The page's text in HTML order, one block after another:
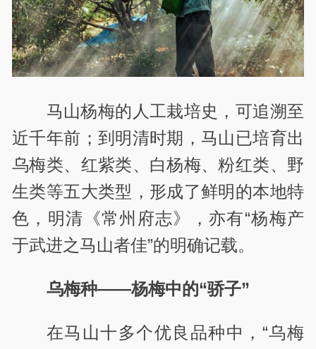
马山杨梅的人工栽培史，可追溯至
近千年前；到明清时期，马山已培育出
乌梅类、红紫类、白杨梅、粉红类、野
生类等五大类型，形成了鲜明的本地特
色，明清《常州府志》，亦有“杨梅产
于武进之马山者佳”的明确记载。
乌梅种——杨梅中的“骄子”
在马山十多个优良品种中，“乌梅